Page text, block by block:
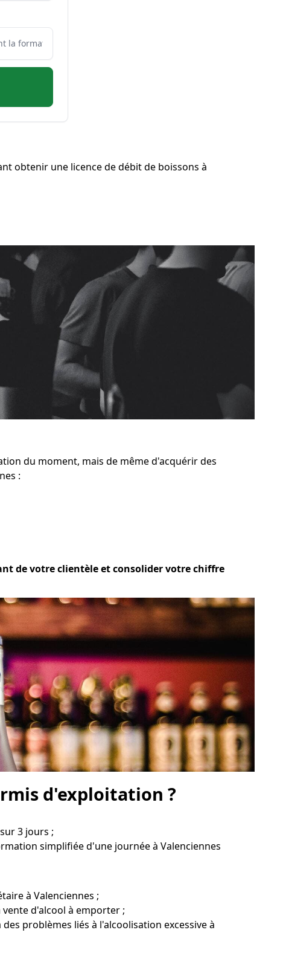
obtenir une licence de débit de boissons à
du moment, mais de même d'acquérir des
:
de votre clientèle et consolider votre chiffre
d'exploitation ?
3 jours ;
simplifiée d'une journée à Valenciennes
à Valenciennes ;
d'alcool à emporter ;
problèmes liés à l'alcoolisation excessive à